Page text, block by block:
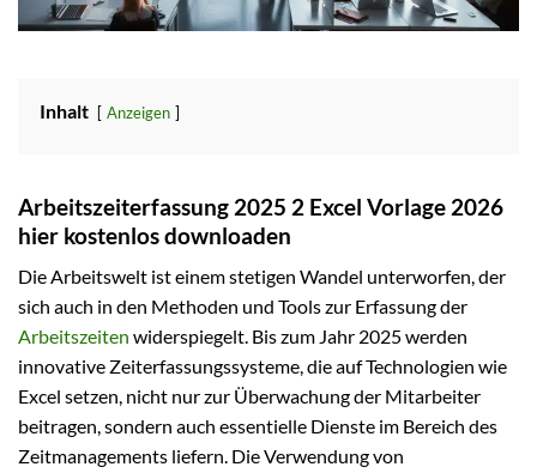
Inhalt Anzeigen
Arbeitszeiterfassung 2025 2 Excel Vorlage 2026
hier kostenlos downloaden
Die Arbeitswelt ist einem stetigen Wandel unterworfen, der
sich auch in den Methoden und Tools zur Erfassung der
Arbeitszeiten widerspiegelt. Bis zum Jahr 2025 werden
innovative Zeiterfassungssysteme, die auf Technologien wie
Excel setzen, nicht nur zur Überwachung der Mitarbeiter
beitragen, sondern auch essentielle Dienste im Bereich des
Zeitmanagements liefern. Die Verwendung von